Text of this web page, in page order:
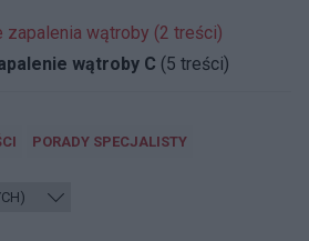
zapalenia wątroby (2 treści)
wątroby C (5 treści)
PORADY SPECJALISTY